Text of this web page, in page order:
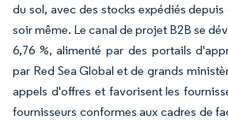
du sol, avec des stocks expédiés depuis
soir même. Le canal de projet B2B se
6,76 %, alimenté par des portails
par Red Sea Global et de grands
appels d'offres et favorisent les
fournisseurs conformes aux cadres de